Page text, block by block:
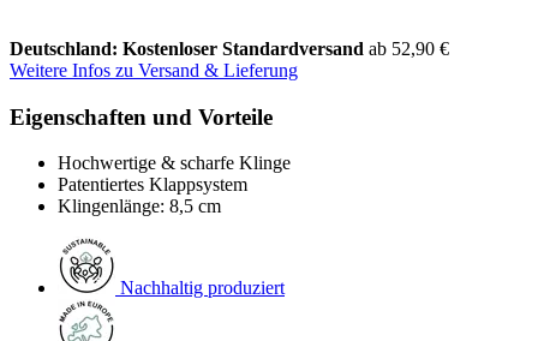
Deutschland: Kostenloser Standardversand ab 52,90 €
Weitere Infos zu Versand & Lieferung
Eigenschaften und Vorteile
Hochwertige & scharfe Klinge
Patentiertes Klappsystem
Klingenlänge: 8,5 cm
Nachhaltig produziert